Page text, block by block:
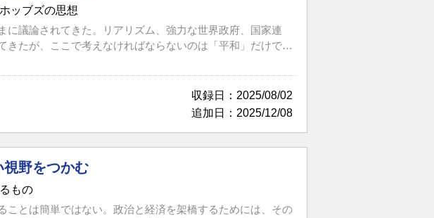
ッブズの思想
議論されてきた。リアリズム、強力な世界政府、国家連
たが、ここで考えなければならないのは「平和」だけで
収録日：2025/08/02
追加日：2025/12/08
視野をつかむ
もの
ことは簡単ではない。政治と経済を架橋するためには、その